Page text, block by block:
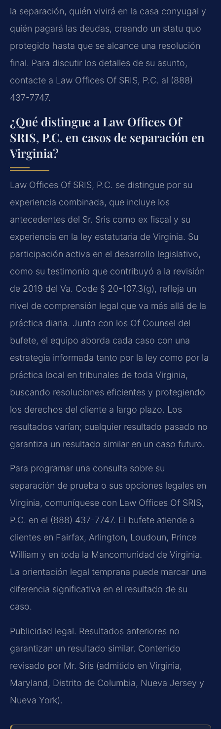
la separación, quién vivirá en la casa conyugal y
quién pagará las deudas, creando un statu quo
protegido hasta que se alcance una resolución
final. Para discutir los detalles de su asunto,
contacte a Law Offices Of SRIS, P.C. al (888)
437-7747.
¿Qué distingue a Law Offices Of
SRIS, P.C. en casos de separación en
Virginia?
Law Offices Of SRIS, P.C. se distingue por su
experiencia combinada, que incluye los
antecedentes del Sr. Sris como ex fiscal y su
experiencia en la ley estatutaria de Virginia. Su
participación activa en el desarrollo legislativo,
como su testimonio que contribuyó a la revisión
de 2019 del Va. Code § 20-107.3(g), refleja un
nivel de comprensión legal que va más allá de la
práctica diaria. Junto con los Of Counsel del
bufete, el equipo aborda cada caso con una
estrategia informada tanto por la ley como por la
práctica local en tribunales de toda Virginia,
buscando resoluciones eficientes y protegiendo
los derechos del cliente a largo plazo. Los
resultados varían; cualquier resultado pasado no
garantiza un resultado similar en un caso futuro.
Para programar una consulta sobre su
separación de prueba o sus opciones legales en
Virginia, comuníquese con Law Offices Of SRIS,
P.C. en el (888) 437-7747. El bufete atiende a
clientes en Fairfax, Arlington, Loudoun, Prince
William y en toda la Mancomunidad de Virginia.
La orientación legal temprana puede marcar una
diferencia significativa en el resultado de su
caso.
Publicidad legal. Resultados anteriores no
garantizan un resultado similar. Contenido
revisado por Mr. Sris (admitido en Virginia,
Maryland, Distrito de Columbia, Nueva Jersey y
Nueva York).